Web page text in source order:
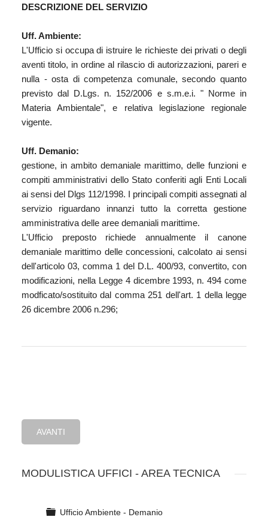
DESCRIZIONE DEL SERVIZIO
Uff. Ambiente:
L'Ufficio si occupa di istruire le richieste dei privati o degli
aventi titolo, in ordine al rilascio di autorizzazioni, pareri e
nulla - osta di competenza comunale, secondo quanto
previsto dal D.Lgs. n. 152/2006 e s.m.e.i. " Norme in
Materia Ambientale", e relativa legislazione regionale
vigente.
Uff. Demanio:
gestione, in ambito demaniale marittimo, delle funzioni e
compiti amministrativi dello Stato conferiti agli Enti Locali
ai sensi del Dlgs 112/1998. I principali compiti assegnati al
servizio riguardano innanzi tutto la corretta gestione
amministrativa delle aree demaniali marittime.
L'Ufficio preposto richiede annualmente il canone
demaniale marittimo delle concessioni, calcolato ai sensi
dell'articolo 03, comma 1 del D.L. 400/93, convertito, con
modificazioni, nella Legge 4 dicembre 1993, n. 494 come
modficato/sostituito dal comma 251 dell'art. 1 della legge
26 dicembre 2006 n.296;
AVANTI
MODULISTICA UFFICI - AREA TECNICA
CUfficio Ambiente - Demanio